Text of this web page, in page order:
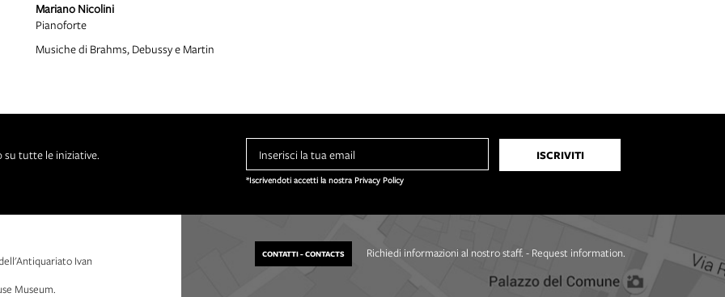
Mariano Nicolini
Pianoforte
Musiche di Brahms, Debussy e Martin
tutte le iniziative.
*Iscrivendoti accetti la nostra Privacy Policy
Ivan
Museum.
CONTATTI - CONTACTS Richiedi informazioni al nostro staff. - Request information.